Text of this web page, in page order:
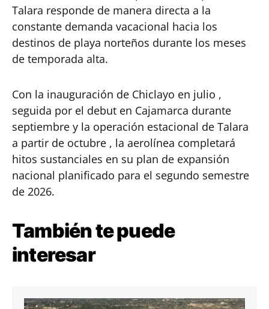
Talara responde de manera directa a la
constante demanda vacacional hacia los
destinos de playa norteños durante los meses
de temporada alta.
Con la inauguración de Chiclayo en julio ,
seguida por el debut en Cajamarca durante
septiembre y la operación estacional de Talara
a partir de octubre , la aerolínea completará
hitos sustanciales en su plan de expansión
nacional planificado para el segundo semestre
de 2026.
También te puede
interesar